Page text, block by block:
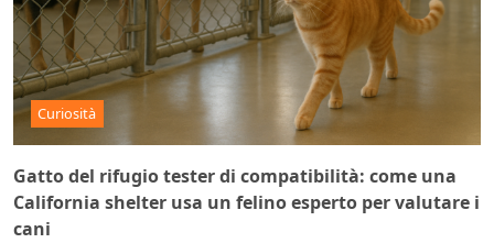
Curiosità
Gatto del rifugio tester di compatibilità: come una
California shelter usa un felino esperto per valutare i
cani